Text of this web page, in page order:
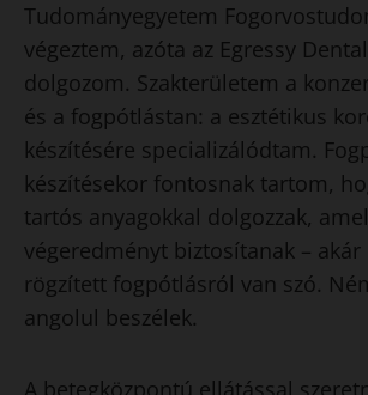
Tudományegyetem
végeztem, azóta az Egressy
dolgozom. Szakterületem a
és a fogpótlástan: a esztétikus
készítésére specializálódtam.
készítésekor fontosnak tartom,
tartós anyagokkal dolgozzak,
végeredményt biztosítanak –
rögzített fogpótlásról van szó.
angolul beszélek.
A betegközpontú ellátással